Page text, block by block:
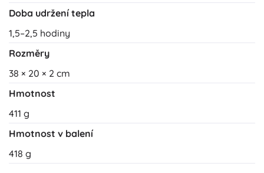
Doba udržení tepla
1,5–2,5 hodiny
Rozměry
38 × 20 × 2 cm
Hmotnost
411 g
Hmotnost v balení
418 g